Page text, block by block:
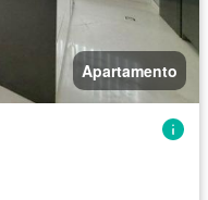
Apartamento